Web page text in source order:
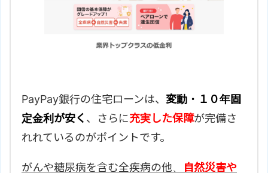
PayPay銀行の住宅ローンは、 変動・１０年固
定金利が安く 、さらに充実した保障が完備さ
れれているのがポイントです。
がんや糖尿病を含む全疾病の他、
自然災害や